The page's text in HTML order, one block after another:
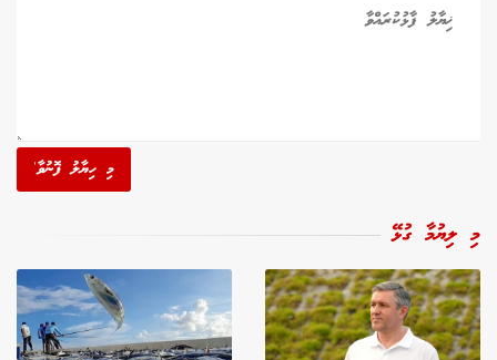
މި ހިޔާލު ފޮނުވާ'
މި ލިޔުމާ ގުޅޭ